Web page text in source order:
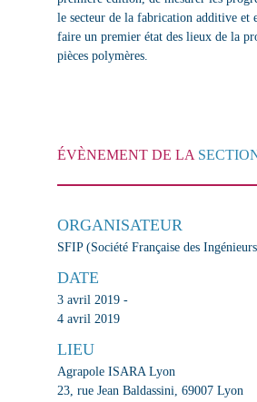
le secteur de la fabrication additive et
faire un premier état des lieux de la
pièces polymères.
ÉVÈNEMENT DE LA
ORGANISATEUR
SFIP (Société Française des
DATE
3 avril 2019 -
4 avril 2019
LIEU
Agrapole ISARA Lyon
23, rue Jean Baldassini, 69007 Lyon